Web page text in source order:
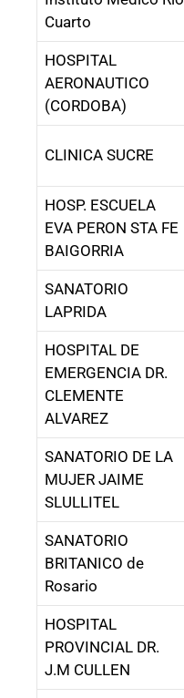
Cuarto
HOSPITAL
AERONAUTICO
(CORDOBA)
CLINICA SUCRE
HOSP. ESCUELA
EVA PERON STA FE
BAIGORRIA
SANATORIO
LAPRIDA
HOSPITAL DE
EMERGENCIA DR.
CLEMENTE
ALVAREZ
SANATORIO DE LA
MUJER JAIME
SLULLITEL
SANATORIO
BRITANICO de
Rosario
HOSPITAL
PROVINCIAL DR.
J.M CULLEN